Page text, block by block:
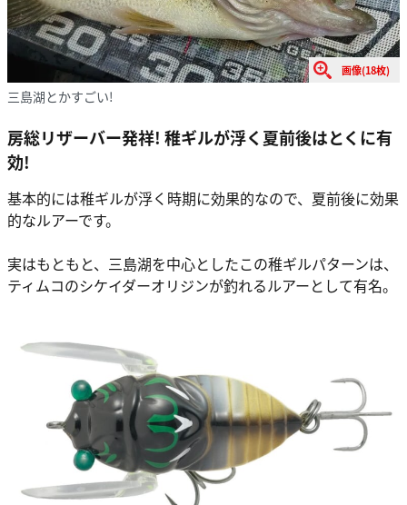
画像(18枚)
三島湖とかすごい!
房総リザーバー発祥! 稚ギルが浮く夏前後はとくに有
効!
基本的には稚ギルが浮く時期に効果的なので、夏前後に効果
的なルアーです。
実はもともと、三島湖を中心としたこの稚ギルパターンは、
ティムコのシケイダーオリジンが釣れるルアーとして有名。